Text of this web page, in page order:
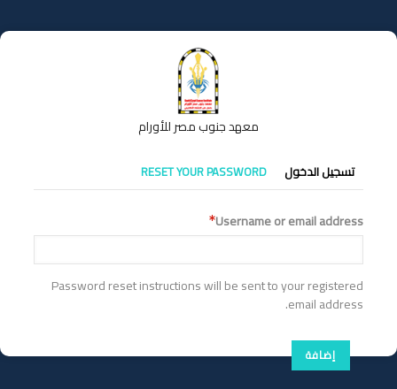
إلى
المحتوى
معهد جنوب مصر للأورام
التبويبات
الأساسية
تسجيل الدخول RESET YOUR PASSWORD
Username or email address
Password reset instructions will be sent to your registered
email address.